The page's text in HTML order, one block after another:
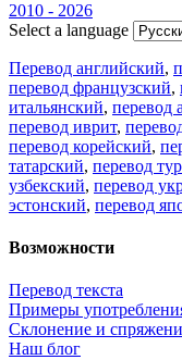
2010 - 2026
Select a language
Перевод английский,
перевод французский,
итальянский, перевод
перевод иврит,
перевод корейский,
татарский, перевод
узбекский, перевод
эстонский, перевод
Возможности
Перевод текста
Примеры
Склонение и
Наш блог